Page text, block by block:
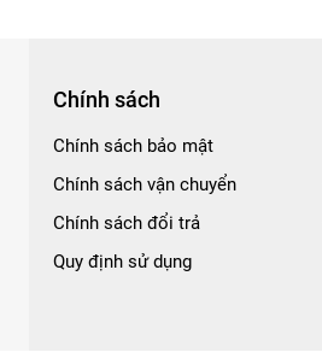
Chính sách
Chính sách bảo mật
Chính sách vận chuyển
Chính sách đổi trả
Quy định sử dụng